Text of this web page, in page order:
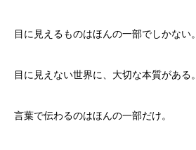
目に見えるものはほんの一部でしかない。
目に見えない世界に、大切な本質がある。
言葉で伝わるのはほんの一部だけ。